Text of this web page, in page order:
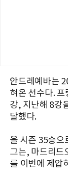
안드레예바는
혀온 선수다.
강, 지난해 8강
달했다.
올 시즌 35승으
그는, 마드리드
를 이번에 제압